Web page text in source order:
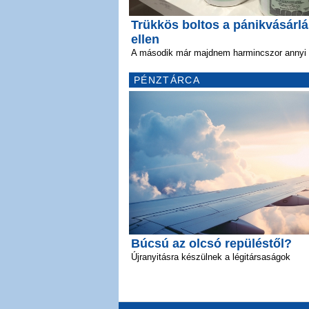
Trükkös boltos a
ellen
A második már majdnem harmincszor annyi
PÉNZTÁRCA
Búcsú az olcsó repüléstől?
Újranyitásra készülnek a légitársaságok